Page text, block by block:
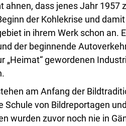
ahnen, dass jenes Jahr 1957
der Kohlekrise und
in ihrem Werk schon an.
der beginnende
„Heimat“ gewordenen
am Anfang der
von Bildreportagen
wurden zuvor noch nie in